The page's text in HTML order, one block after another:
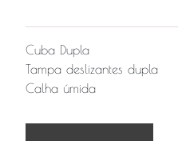
Cuba Dupla
Tampa deslizantes dupla
Calha úmida